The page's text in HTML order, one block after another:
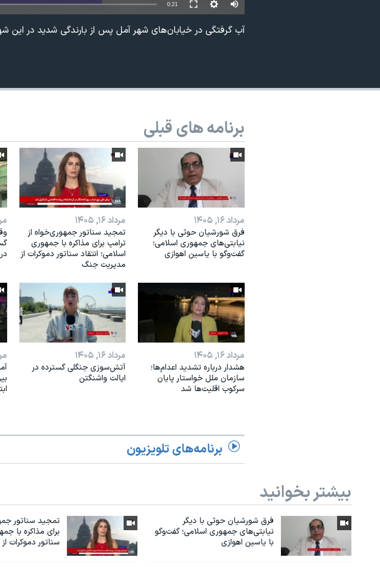
0:21
آب‌ گرفتگی در خیابان‌های شهر آمل پس از بارندگی شدید در این
برنامه های قبلی
مرداد ۱۶, ۱۴۰۵
فرق شورشیان حوثی با دیگر
نیابتی‌های جمهوری اسلامی؛
گفت‌وگو با یاسین اهوازی
مرداد ۱۶, ۱۴۰۵
تمجید سناتور جمهوری‌خواه از
ترامپ برای مذاکره با جمهوری
اسلامی؛ انتقاد سناتور دموکرات از
مدیریت جنگ
مرداد ۱۶, ۱۴۰۵
هشدار درباره تشدید اعدام‌ها؛
سازمان ملل خواستار پایان
سرکوب اقلیت‌ها شد
مرداد ۱۶, ۱۴۰۵
آتش‌سوزی جنگلی گسترده در
ایالت واشنگتن
برنامه‌های تلویزیون
بیشتر بخوانید
فرق شورشیان حوثی با دیگر
نیابتی‌های جمهوری اسلامی؛ گفت‌وگو
با یاسین اهوازی
تمجید سناتور
برای مذاکره با
سناتور دموکرات